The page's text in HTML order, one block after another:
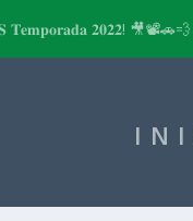
𝟐𝟎𝟐𝟐! 🎥📽🚗💨